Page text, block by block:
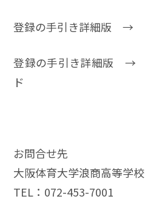
登録の手引き詳細版 →
登録の手引き詳細版 →
ド
お問合せ先
大阪体育大学浪商高等学校
TEL：072-453-7001